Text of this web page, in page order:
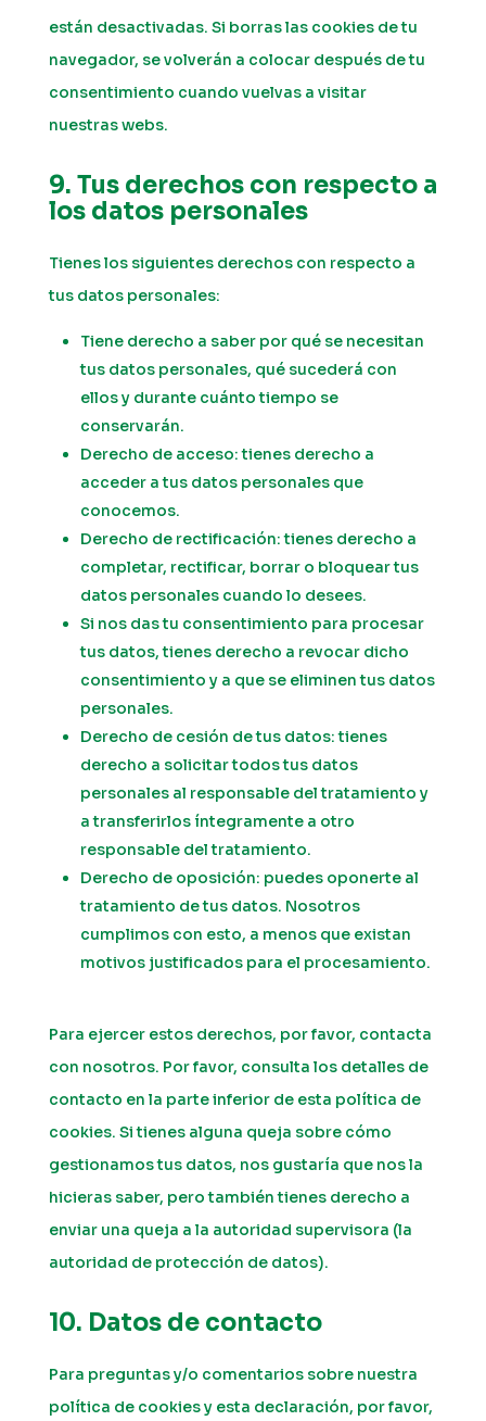
están desactivadas. Si borras las cookies de tu
navegador, se volverán a colocar después de tu
consentimiento cuando vuelvas a visitar
nuestras webs.
9. Tus derechos con respecto a
los datos personales
Tienes los siguientes derechos con respecto a
tus datos personales:
Tiene derecho a saber por qué se necesitan
tus datos personales, qué sucederá con
ellos y durante cuánto tiempo se
conservarán.
Derecho de acceso: tienes derecho a
acceder a tus datos personales que
conocemos.
Derecho de rectificación: tienes derecho a
completar, rectificar, borrar o bloquear tus
datos personales cuando lo desees.
Si nos das tu consentimiento para procesar
tus datos, tienes derecho a revocar dicho
consentimiento y a que se eliminen tus datos
personales.
Derecho de cesión de tus datos: tienes
derecho a solicitar todos tus datos
personales al responsable del tratamiento y
a transferirlos íntegramente a otro
responsable del tratamiento.
Derecho de oposición: puedes oponerte al
tratamiento de tus datos. Nosotros
cumplimos con esto, a menos que existan
motivos justificados para el procesamiento.
Para ejercer estos derechos, por favor, contacta
con nosotros. Por favor, consulta los detalles de
contacto en la parte inferior de esta política de
cookies. Si tienes alguna queja sobre cómo
gestionamos tus datos, nos gustaría que nos la
hicieras saber, pero también tienes derecho a
enviar una queja a la autoridad supervisora (la
autoridad de protección de datos).
10. Datos de contacto
Para preguntas y/o comentarios sobre nuestra
política de cookies y esta declaración, por favor,